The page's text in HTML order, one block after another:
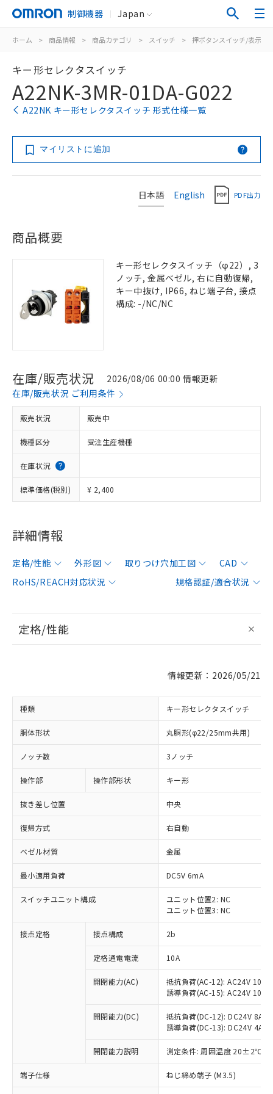
制御機器 Japan
ホーム > 商品情報 > 商品カテゴリ > スイッチ > 押ボタンスイッチ/表示灯
キー形セレクタスイッチ
A22NK-3MR-01DA-G022
A22NK キー形セレクタスイッチ 形式仕様一覧
マイリストに追加
日本語 English PDF出力
商品概要
キー形セレクタスイッチ（φ22）, 3
ノッチ, 金属ベゼル, 右に自動復帰,
キー中抜け, IP66, ねじ端子台, 接点
構成: -/NC/NC
在庫/販売状況
2026/08/06 00:00 情報更新
在庫/販売状況 ご利用条件
販売状況 販売中
機種区分 受注生産機種
在庫状況
標準価格(税別) ¥ 2,400
詳細情報
定格/性能 外形図 取りつけ穴加工図
CAD
RoHS/REACH対応状況
規格認証/適合状況
定格/性能
情報更新：2026/05/21
種類 キー形セレクタスイッチ
胴体形状 丸胴形(φ22/25mm共用)
ノッチ数 3ノッチ
操作部 操作部形状 キー形
抜き差し位置 中央
復帰方式 右自動
ベゼル材質 金属
最小適用負荷 DC5V 6mA
スイッチユニット構成
ユニット位置2: NC
ユニット位置3: NC
接点定格 接点構成 2b
定格通電電流 10A
開閉能力(AC)
抵抗負荷(AC-12): AC24V 10A/
誘導負荷(AC-15): AC24V
開閉能力(DC)
抵抗負荷(DC-12): DC24V 8A/
誘導負荷(DC-13): DC24V 4A/
開閉能力説明 測定条件: 周囲温度 20±2℃、
端子仕様 ねじ締め端子 (M3.5)
ご利用条件
以下の条件をお読みいただき、同意のうえ
対応済み：EU RoHS指令（10物質）の
非含有に対応した製品が提供可能な商品で
対応予定：EU RoHS指令（10物質）の非含
有に対応した製品に切り替える予定のある
対応予定なし：EU RoHS指令（10物質）の
非含有に非対応の商品で、対応品を出す予